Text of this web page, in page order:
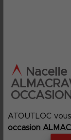
OCCASION
ATOUTLOC
occasion